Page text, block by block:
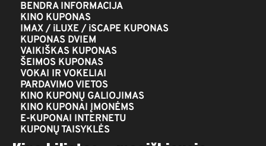
BENDRA INFORMACIJA
KINO KUPONAS
IMAX / iLUXE / iSCAPE KUPONAS
KUPONAS DVIEM
VAIKIŠKAS KUPONAS
ŠEIMOS KUPONAS
VOKAI IR VOKELIAI
PARDAVIMO VIETOS
KINO KUPONŲ GALIOJIMAS
KINO KUPONAI ĮMONĖMS
E-KUPONAI INTERNETU
KUPONŲ TAISYKLĖS